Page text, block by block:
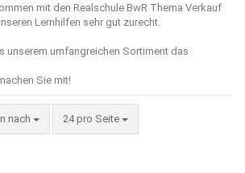
mit den Realschule BwR Thema Verkauf
Lernhilfen sehr gut zurecht.
unserem umfangreichen Sortiment das
Sie mit!
nach
nach 24 pro Seite
pro Seite